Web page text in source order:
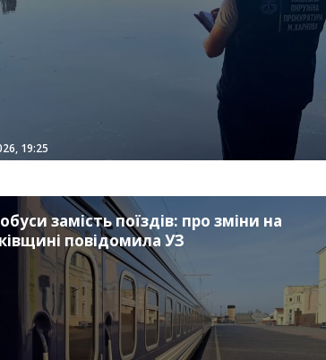
19:25
замість поїздів: про зміни на
повідомила УЗ